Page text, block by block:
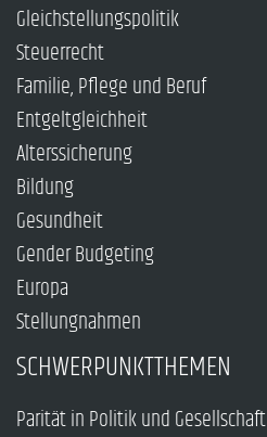
Gleichstellungspolitik
Steuerrecht
Familie, Pflege und Beruf
Entgeltgleichheit
Alterssicherung
Bildung
Gesundheit
Gender Budgeting
Europa
Stellungnahmen
SCHWERPUNKTTHEMEN
Parität in Politik und Gesellschaft